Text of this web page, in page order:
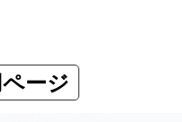
ージ